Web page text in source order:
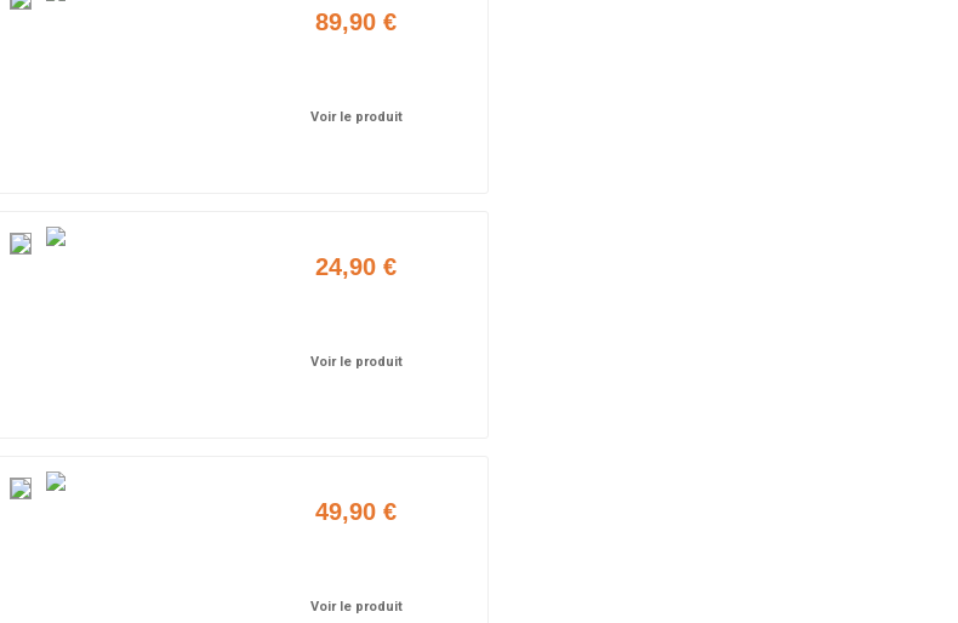
89,90 €
Voir le produit
24,90 €
Voir le produit
49,90 €
Voir le produit